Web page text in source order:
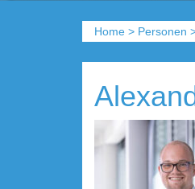
Home > Personen